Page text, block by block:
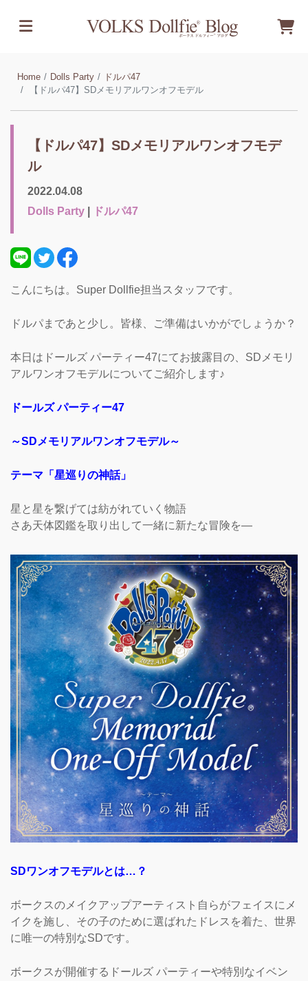
Home Dolls Party
ドルパ47
【ドルパ47】SDメモリアルワンオフモデル
【ドルパ47】SDメモリアルワンオフモデ
ル
2022.04.08
Dolls Party
ドルパ47
こんにちは。Super Dollfie担当スタッフです。
ドルパまであと少し。皆様、ご準備はいかがでしょうか？
本日はドールズ パーティー47にてお披露目の、SDメモリ
アルワンオフモデルについてご紹介します♪
ドールズ パーティー47
～SDメモリアルワンオフモデル～
テーマ「星巡りの神話」
星と星を繋げては紡がれていく物語
さあ天体図鑑を取り出して一緒に新たな冒険を―
SDワンオフモデルとは…？
ボークスのメイクアップアーティスト自らがフェイスにメ
イクを施し、その子のために選ばれたドレスを着た、世界
に唯一の特別なSDです。
ボークスが開催するドールズ パーティーや特別なイベン